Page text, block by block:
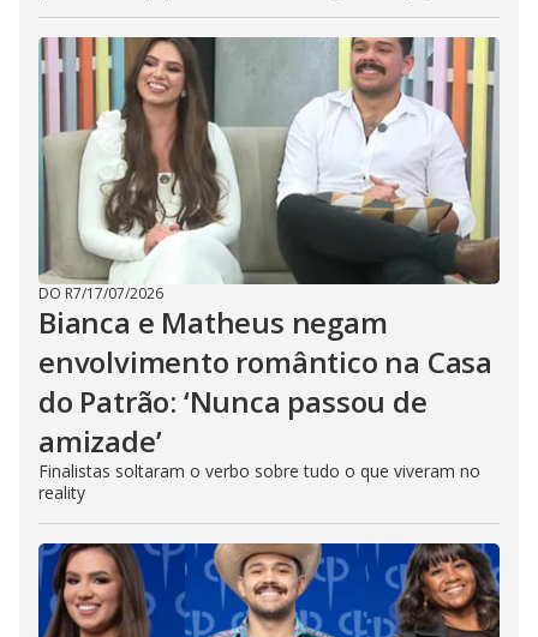
DO R7/17/07/2026
Bianca e Matheus negam
envolvimento romântico na Casa
do Patrão: ‘Nunca passou de
amizade’
Finalistas soltaram o verbo sobre tudo o que viveram no
reality